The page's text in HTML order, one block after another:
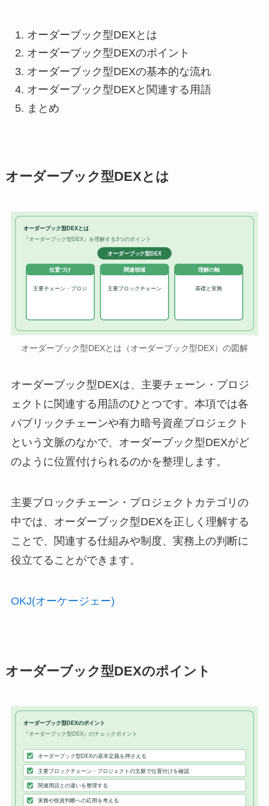
オーダーブック型DEXとは
オーダーブック型DEXのポイント
オーダーブック型DEXの基本的な流れ
オーダーブック型DEXと関連する用語
まとめ
オーダーブック型DEXとは
オーダーブック型DEXとは
『オーダーブック型DEX』を理解する3つのポイント
オーダーブック型DEX
位置づけ
主要チェーン・プロジ
関連領域
主要ブロックチェーン
理解の軸
基礎と実務
オーダーブック型DEXとは（オーダーブック型DEX）の図解
オーダーブック型DEXは、主要チェーン・プロジ
ェクトに関連する用語のひとつです。本項では各
パブリックチェーンや有力暗号資産プロジェクト
という文脈のなかで、オーダーブック型DEXがど
のように位置付けられるのかを整理します。
主要ブロックチェーン・プロジェクトカテゴリの
中では、オーダーブック型DEXを正しく理解する
ことで、関連する仕組みや制度、実務上の判断に
役立てることができます。
OKJ(オーケージェー)
オーダーブック型DEXのポイント
オーダーブック型DEXのポイント
『オーダーブック型DEX』のチェックポイント
オーダーブック型DEXの基本定義を押さえる
主要ブロックチェーン・プロジェクトの文脈で位置付けを確認
関連用語との違いを整理する
実務や投資判断への応用を考える